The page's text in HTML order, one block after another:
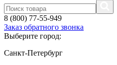
8 (800) 77-55-949
Заказ обратного звонка
Выберите город:
Санкт-Петербург